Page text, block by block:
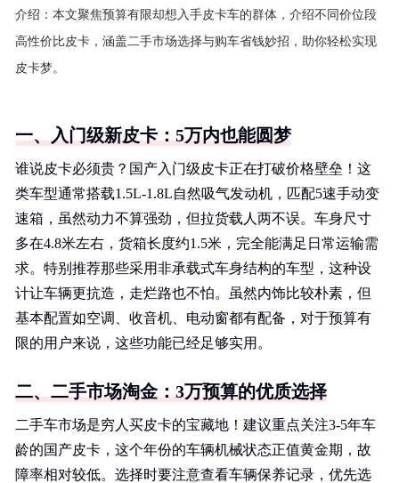
介绍： 本文聚焦预算有限却想入手皮卡车的群体，介绍不同价位段
高性价比皮卡，涵盖二手市场选择与购车省钱妙招，助你轻松实现
皮卡梦。
一、入门级新皮卡：5万内也能圆梦
谁说皮卡必须贵？国产入门级皮卡正在打破价格壁垒！这
类车型通常搭载1.5L-1.8L自然吸气发动机，匹配5速手动变
速箱，虽然动力不算强劲，但拉货载人两不误。车身尺寸
多在4.8米左右，货箱长度约1.5米，完全能满足日常运输需
求。特别推荐那些采用非承载式车身结构的车型，这种设
计让车辆更抗造，走烂路也不怕。虽然内饰比较朴素，但
基本配置如空调、收音机、电动窗都有配备，对于预算有
限的用户来说，这些功能已经足够实用。
二、二手市场淘金：3万预算的优质选择
二手车市场是穷人买皮卡的宝藏地！建议重点关注3-5年车
龄的国产皮卡，这个年份的车辆机械状态正值黄金期，故
障率相对较低。选择时要注意查看车辆保养记录，优先选